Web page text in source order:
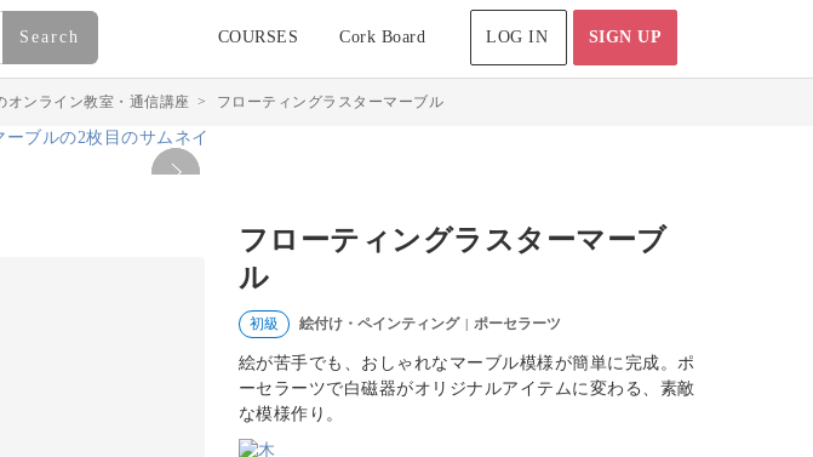
Search COURSES Cork Board LOG IN SIGN UP
オンライン教室・通信講座 > フローティングラスターマーブル
フローティングラスターマーブ
ル
初級 絵付け・ペインティング | ポーセラーツ
絵が苦手でも、おしゃれなマーブル模様が簡単に完成。ポ
ーセラーツで白磁器がオリジナルアイテムに変わる、素敵
な模様作り。